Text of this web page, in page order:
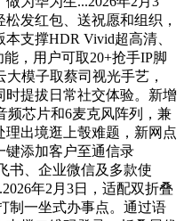
发红包、送祝愿和组织，
支撑HDR Vivid超高清、
，用户可取20+抢手IP脚
模子取蔡司视光手艺，
时提拔日常社交体验。新增
频芯片和6麦克风阵列，兼
出境逛上彀难题，新网点
键添加客户至通信录
书、企业微信及多款使
年2月3日，适配双折叠
制一坐式办事点。通过语